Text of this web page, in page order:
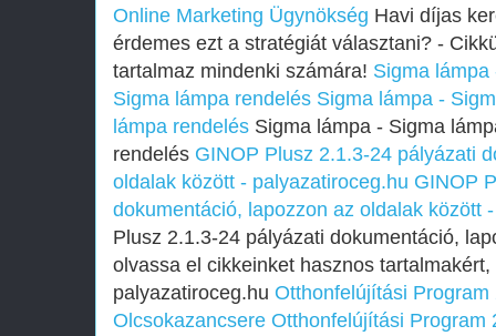
Online Marketing Ügynökség Havi díjas
érdemes ezt a stratégiát választani? -
tartalmaz mindenki számára! Sigma
Sigma lámpa rendelés Sigma lámpa -
lámpa rendelés Sigma lámpa - Sigma
rendelés GINOP Plusz 2.1.3-24 pályázati
oldalak között - palyazatiroceg.hu GINOP
dokumentáció, lapozzon az oldalak között
Plusz 2.1.3-24 pályázati dokumentáció,
olvassa el cikkeinket hasznos
palyazatiroceg.hu Otthonfelújítási
Olcsokazancsere Otthonfelújítási Program